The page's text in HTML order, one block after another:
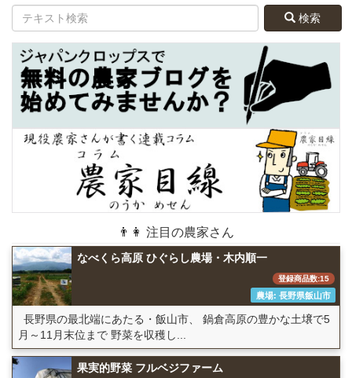
検索
👨👩 注目の農家さん
なべくら高原 ひぐらし農場・木内順一
登録商品数:15
農場: 長野県飯山市
長野県の最北端にあたる・飯山市、 鍋倉高原の豊かな土壌で5
月～11月末位まで 野菜を収穫し...
果実的野菜 フルベジファーム